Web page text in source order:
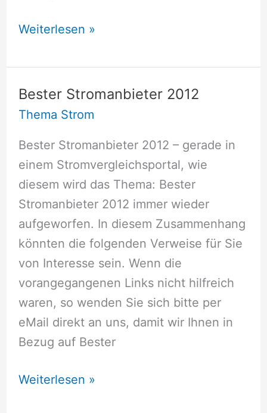
Bester
2013
Weiterlesen »
Bester Stromanbieter 2012
Thema Strom
Bester Stromanbieter 2012 – gerade in
einem Stromvergleichsportal, wie
diesem wird das Thema: Bester
Stromanbieter 2012 immer wieder
aufgeworfen. In diesem Zusammenhang
könnten die folgenden Verweise für Sie
von Interesse sein. Wenn die
vorangegangenen Links nicht hilfreich
waren, so wenden Sie sich bitte per
eMail direkt an uns, damit wir Ihnen in
Bezug auf Bester
Bester
Weiterlesen »